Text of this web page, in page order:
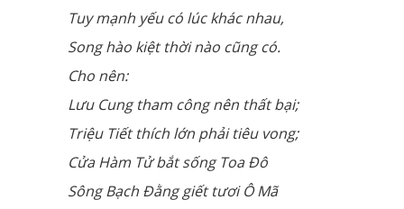
Tuy mạnh yếu có lúc khác nhau,
Song hào kiệt thời nào cũng có.
Cho nên:
Lưu Cung tham công nên thất bại;
Triệu Tiết thích lớn phải tiêu vong;
Cửa Hàm Tử bắt sống Toa Đô
Sông Bạch Đằng giết tươi Ô Mã